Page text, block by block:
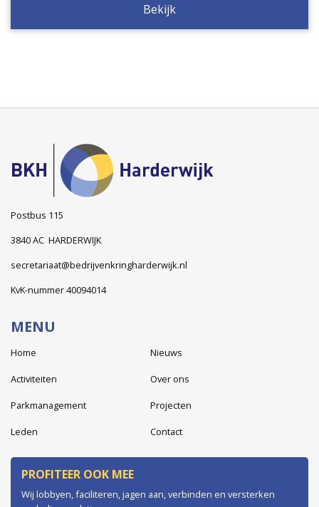
Bekijk
Postbus 115
3840 AC HARDERWIJK
secretariaat@bedrijvenkringharderwijk.nl
KvK-nummer 40094014
MENU
Home Nieuws
Activiteiten Over ons
Parkmanagement Projecten
Leden Contact
PROFITEER OOK MEE
Wij lobbyen, faciliteren, jagen aan, verbinden en versterken